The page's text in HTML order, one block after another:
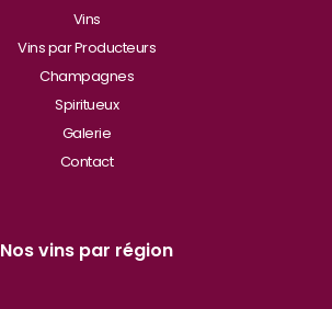
Vins
Vins par Producteurs
Champagnes
Spiritueux
Galerie
Contact
Nos vins par région